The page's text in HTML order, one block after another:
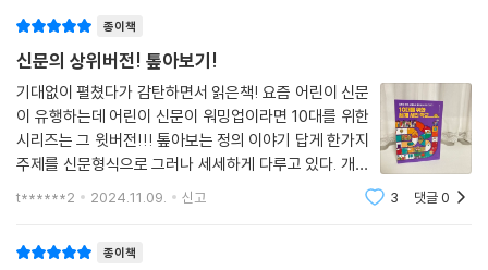
큰 고통을 받고 있었는데요. 많은 금융 회사가 무너지면 경제에 큰 문제가
주었어요. 하지만 큰 금융 회사의 최고경영자들은 퇴직금과 월급으로 엄청
나게 많은 돈을 챙겼어요. 회사가 어려워졌는데도, 자기들만의 이익을 먼
저 챙긴 거예요. ‘월가를 점거하라’라는 글은 1%의 미국 최상위 계층을 비
판하기 위해 시위를 하자는 내용이었어요. 이들의 무책임하고 이기적인 행
동과 잘못된 경제 구조를 그대로 두지 말자는 거였죠. 2011년 9월 17일 천
명가량의 사람이 미국 뉴욕의 월가에 모여 시위를 시작했어요.
4부에서는 경제 문제를 짚어볼 거예요. 안타깝게도 세상은 부자와 가난한
사람의 차이가 있어요. 모든 사람이 다 똑같이 잘사는 것은 불가능할 거예
요. 하지만 그 차이가 극단적으로 벌어지고 있는 것은 문제라고 할 수 있어
요. 가난은 불편한 것이지만 목숨을 빼앗을 정도로 심해져선 안 돼요.
5부에서는 민족과 인종의 문제를 다루어요. 지구상에는 수많은 민족이 서
로 어깨를 맞대고 살고 있죠. 하지만 자신들과 생김새가 다르고 언어와 문
종이책
신문의 상위버전! 톺아보기!
기대없이 펼쳤다가 감탄하면서 읽은책! 요즘 어린이 신문
이 유행하는데 어린이 신문이 워밍업이라면 10대를 위한
시리즈는 그 윗버전!!! 톺아보는 정의 이야기 답게 한가지
주제를 신문형식으로 그러나 세세하게 다루고 있다. 개인
적으로 톺아보기를 한 이후 책을 이해하고 파고드는게 많
t******2 2024.11.09. 신고 3 댓글0
종이책